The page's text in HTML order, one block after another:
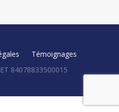
Témoignages
84078833500015